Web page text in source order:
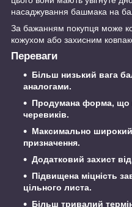
насаджування башмака на
За бажанням покупця може
кожухом або захисним
Переваги
Більш низький вага
аналогами.
Продумана форма, що
черевиків.
Максимально широкий
призначення.
Додатковий захист від
Підвищена міцність
цільного листа.
Більш тривалий термін